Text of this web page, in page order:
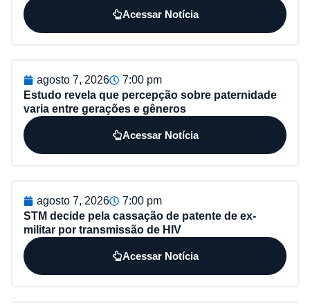
Acessar Notícia
agosto 7, 2026
7:00 pm
Estudo revela que percepção sobre paternidade
varia entre gerações e gêneros
Acessar Notícia
agosto 7, 2026
7:00 pm
STM decide pela cassação de patente de ex-
militar por transmissão de HIV
Acessar Notícia